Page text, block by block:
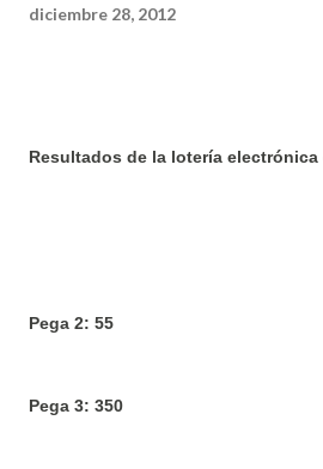
diciembre 28, 2012
Resultados de la lotería electrónica
Pega 2: 55
Pega 3: 350